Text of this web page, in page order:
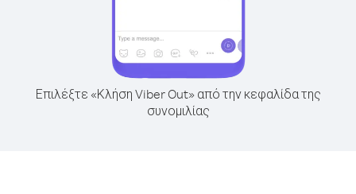
Επιλέξτε «Κλήση Viber Out» από την κεφαλίδα της
συνομιλίας